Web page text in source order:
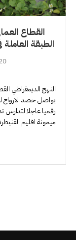
القطاع
الطبقة
20
النهج الديمقراطي
يواصل حصد الارواح
رقميا عاجلا لتدارس
ميمونة اقليم